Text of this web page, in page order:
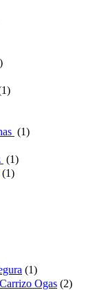
)
1)
(1)
(1)
(1)
(1)
Ogas (2)